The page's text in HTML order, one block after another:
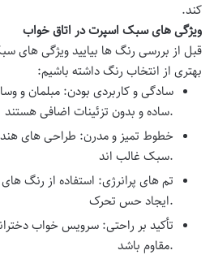
کند.
ویژگی های سبک اسپرت در اتاق خواب
قبل از بررسی رنگ ها بیایید ویژگی های
بهتری از انتخاب رنگ داشته باشیم:
سادگی و کاربردی بودن: مبلمان و
ساده و بدون تزئینات اضافی هستند.
خطوط تمیز و مدرن: طراحی های
سبک غالب اند.
تم های پرانرژی: استفاده از رنگ
ایجاد حس تحرک.
تأکید بر راحتی: سرویس خواب
مقاوم باشد.